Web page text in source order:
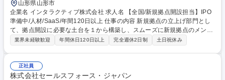
山形県山形市
企業名 インタラクティブ株式会社 求人名 【全国/新規拠点開設担当】IPO
準備中/人材/SaaS/年間120日以上 仕事の内容 新規拠点の立上げ部門とし
て、拠点開設に必要な土台を１から構築し、スムーズに新規拠点のメンバ
ーが業務できる環境を整えていただきます。 ※拠点立上げ期間としては約
営業活動 ●取材進行、原稿作成 ●サイトオープン後の定期面談・レクチャ
ー ●プロダクト関連の調査・設定 ●オフィス選定・助成金申請・新規拠点
業界未経験歓迎 年間休日120日以上 完全週休2日制 土日祝休み
正社員
株式会社セールスフォース・ジャパン